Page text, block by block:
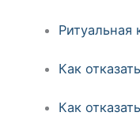
Ритуальная
Как
Как